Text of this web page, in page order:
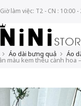
Giờ làm việc: T2 - CN : 10:00 -
Áo dài bưng quả Áo
màu kem thêu cành hoa